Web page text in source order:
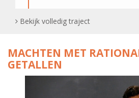
Machten met rationale
Machten met rationale
Machten met gehele en
Bekijk volledig traject
MACHTEN MET
GETALLEN